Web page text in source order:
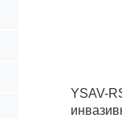
YSAV-